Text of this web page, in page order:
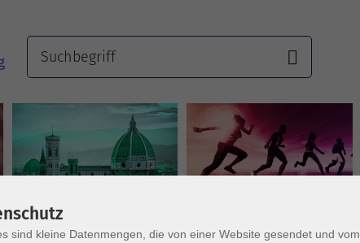
sind kleine Datenmengen, die von einer Website gesendet und vom